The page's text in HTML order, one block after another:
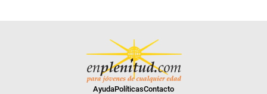
AyudaPolíticasContacto